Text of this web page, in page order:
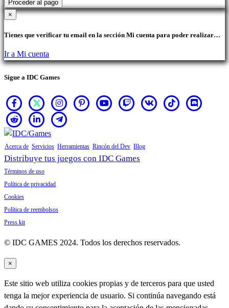
Proceder al pago
×
Tienes que verificar tu email en la sección Mi cuenta para poder realizar
Ir a Mi cuenta
Sigue a IDC Games
Acerca de Servicios Herramientas Rincón del Dev Blog
Distribuye tus juegos con IDC Games
Términos de uso
Política de privacidad
Cookies
Política de reembolsos
Press kit
© IDC GAMES 2024. Todos los derechos reservados.
×
Este sitio web utiliza cookies propias y de terceros para que usted
tenga la mejor experiencia de usuario. Si continúa navegando está